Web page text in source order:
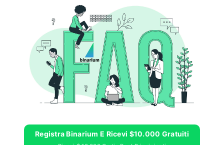
Registra Binarium E Ricevi $10.000 Gratuiti